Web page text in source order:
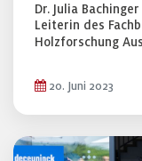
Dr. Julia
Leiterin des
Holzforschung
20. Juni 2023